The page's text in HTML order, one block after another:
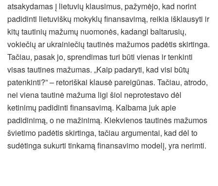
atsakydamas į lietuvių klausimus, pažymėjo, kad norint
padidinti lietuviškų mokyklų finansavimą, reikia išklausyti ir
kitų tautinių mažumų nuomonės, kadangi baltarusių,
vokiečių ar ukrainiečių tautinės mažumos padėtis skirtinga.
Tačiau, pasak jo, sprendimas turi būti vienas ir tenkinti
visas tautines mažumas. „Kaip padaryti, kad visi būtų
patenkinti?” – retoriškai klausė pareigūnas. Tačiau, atrodo,
nei viena tautinė mažuma ligi šiol neprotestavo dėl
ketinimų padidinti finansavimą. Kalbama juk apie
padidinimą, o ne mažinimą. Kiekvienos tautinės mažumos
švietimo padėtis skirtinga, tačiau argumentai, kad dėl to
sudėtinga sukurti tinkamą finansavimo modelį, yra nerimti.